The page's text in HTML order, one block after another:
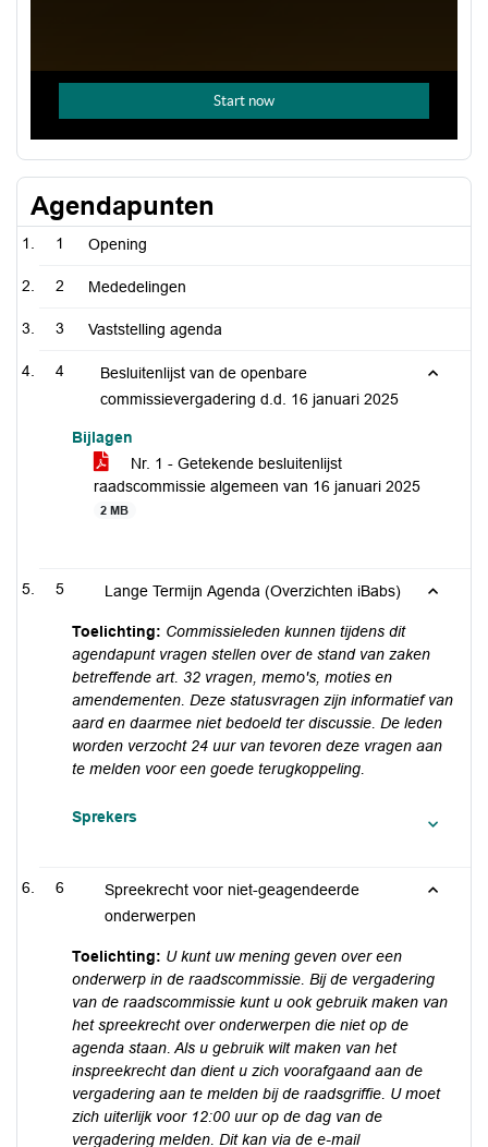
Agendapunten
1 Opening
2 Mededelingen
3 Vaststelling agenda
4
Besluitenlijst van de openbare
commissievergadering d.d. 16 januari 2025
Bijlagen
Nr. 1 - Getekende besluitenlijst
raadscommissie algemeen van 16 januari 2025
2 MB
5 Lange Termijn Agenda (Overzichten iBabs)
Toelichting: Commissieleden kunnen tijdens dit
agendapunt vragen stellen over de stand van zaken
betreffende art. 32 vragen, memo's, moties en
amendementen. Deze statusvragen zijn informatief van
aard en daarmee niet bedoeld ter discussie. De leden
worden verzocht 24 uur van tevoren deze vragen aan
te melden voor een goede terugkoppeling.
Sprekers
6
Spreekrecht voor niet-geagendeerde
onderwerpen
Toelichting: U kunt uw mening geven over een
onderwerp in de raadscommissie. Bij de vergadering
van de raadscommissie kunt u ook gebruik maken van
het spreekrecht over onderwerpen die niet op de
agenda staan. Als u gebruik wilt maken van het
inspreekrecht dan dient u zich voorafgaand aan de
vergadering aan te melden bij de raadsgriffie. U moet
zich uiterlijk voor 12:00 uur op de dag van de
vergadering melden. Dit kan via de e-mail